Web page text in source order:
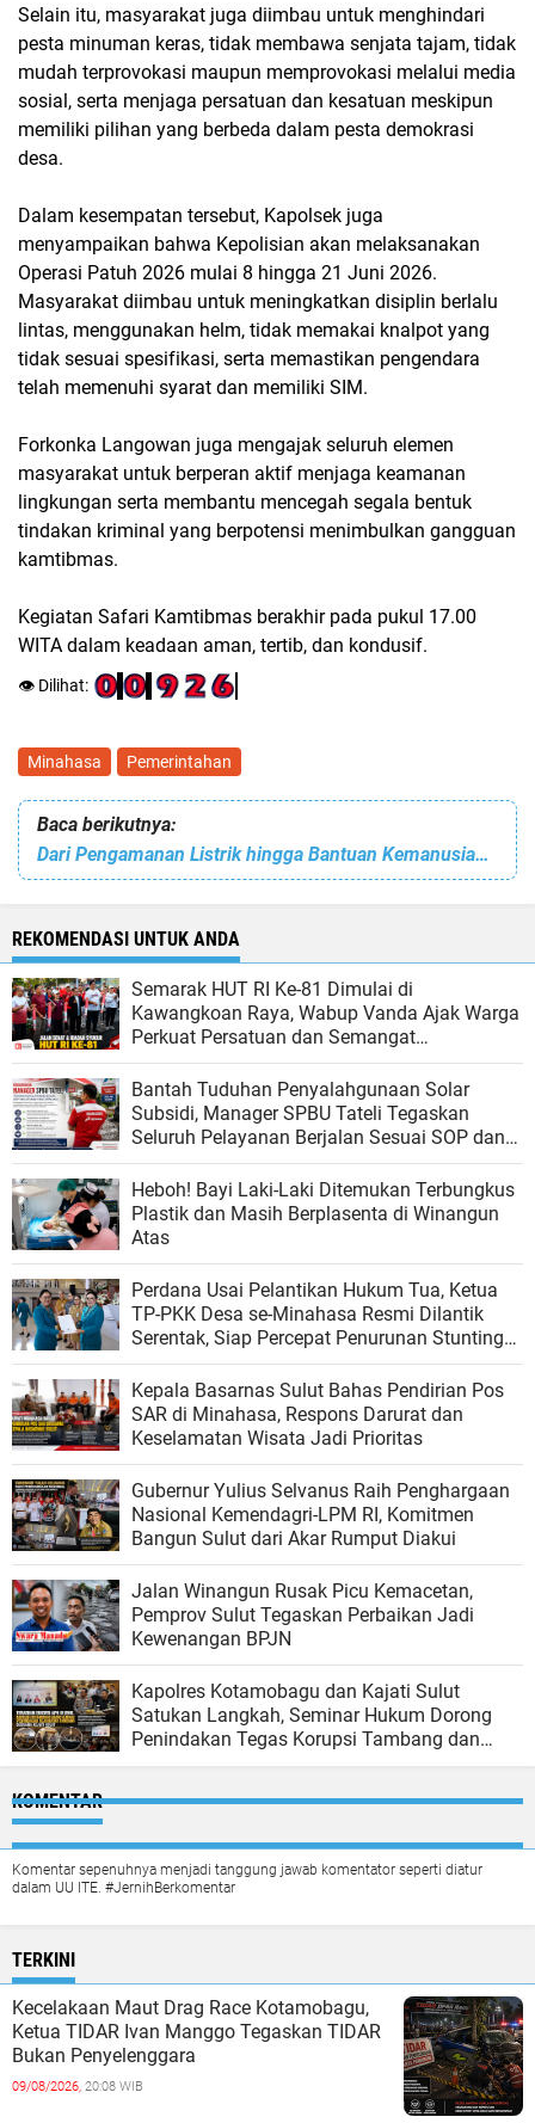
Selain itu, masyarakat juga diimbau untuk menghindari
pesta minuman keras, tidak membawa senjata tajam, tidak
mudah terprovokasi maupun memprovokasi melalui media
sosial, serta menjaga persatuan dan kesatuan meskipun
memiliki pilihan yang berbeda dalam pesta demokrasi
desa.
Dalam kesempatan tersebut, Kapolsek juga
menyampaikan bahwa Kepolisian akan melaksanakan
Operasi Patuh 2026 mulai 8 hingga 21 Juni 2026.
Masyarakat diimbau untuk meningkatkan disiplin berlalu
lintas, menggunakan helm, tidak memakai knalpot yang
tidak sesuai spesifikasi, serta memastikan pengendara
telah memenuhi syarat dan memiliki SIM.
Forkonka Langowan juga mengajak seluruh elemen
masyarakat untuk berperan aktif menjaga keamanan
lingkungan serta membantu mencegah segala bentuk
tindakan kriminal yang berpotensi menimbulkan gangguan
kamtibmas.
Kegiatan Safari Kamtibmas berakhir pada pukul 17.00
WITA dalam keadaan aman, tertib, dan kondusif.
👁️ Dilihat:
Minahasa Pemerintahan
Baca berikutnya:
Dari Pengamanan Listrik hingga Bantuan Kemanusiaan TJSL, PLN UP3 Kotamobagu Hadir untuk Korban Banjir Bandang Bolaang Mongondow
REKOMENDASI UNTUK ANDA
Semarak HUT RI Ke-81 Dimulai di
Kawangkoan Raya, Wabup Vanda Ajak Warga
Perkuat Persatuan dan Semangat
Kebangsaan
Bantah Tuduhan Penyalahgunaan Solar
Subsidi, Manager SPBU Tateli Tegaskan
Seluruh Pelayanan Berjalan Sesuai SOP dan
Regulasi
Heboh! Bayi Laki-Laki Ditemukan Terbungkus
Plastik dan Masih Berplasenta di Winangun
Atas
Perdana Usai Pelantikan Hukum Tua, Ketua
TP-PKK Desa se-Minahasa Resmi Dilantik
Serentak, Siap Percepat Penurunan Stunting
dan Perkuat Ketahanan Keluarga
Kepala Basarnas Sulut Bahas Pendirian Pos
SAR di Minahasa, Respons Darurat dan
Keselamatan Wisata Jadi Prioritas
Gubernur Yulius Selvanus Raih Penghargaan
Nasional Kemendagri-LPM RI, Komitmen
Bangun Sulut dari Akar Rumput Diakui
Jalan Winangun Rusak Picu Kemacetan,
Pemprov Sulut Tegaskan Perbaikan Jadi
Kewenangan BPJN
Kapolres Kotamobagu dan Kajati Sulut
Satukan Langkah, Seminar Hukum Dorong
Penindakan Tegas Korupsi Tambang dan
KOMENTAR
Komentar sepenuhnya menjadi tanggung jawab komentator seperti diatur
dalam UU ITE. #JernihBerkomentar
TERKINI
Kecelakaan Maut Drag Race Kotamobagu,
Ketua TIDAR Ivan Manggo Tegaskan TIDAR
Bukan Penyelenggara
09/08/2026, 20:08 WIB